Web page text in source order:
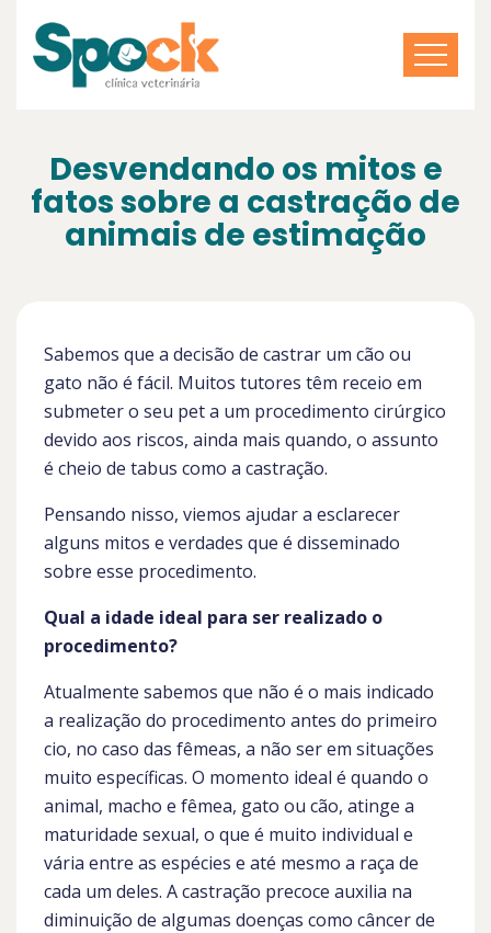
Desvendando os mitos e
fatos sobre a castração de
animais de estimação
Sabemos que a decisão de castrar um cão ou
gato não é fácil. Muitos tutores têm receio em
submeter o seu pet a um procedimento cirúrgico
devido aos riscos, ainda mais quando, o assunto
é cheio de tabus como a castração.
Pensando nisso, viemos ajudar a esclarecer
alguns mitos e verdades que é disseminado
sobre esse procedimento.
Qual a idade ideal para ser realizado o
procedimento?
Atualmente sabemos que não é o mais indicado
a realização do procedimento antes do primeiro
cio, no caso das fêmeas, a não ser em situações
muito específicas. O momento ideal é quando o
animal, macho e fêmea, gato ou cão, atinge a
maturidade sexual, o que é muito individual e
vária entre as espécies e até mesmo a raça de
cada um deles. A castração precoce auxilia na
diminuição de algumas doenças como câncer de